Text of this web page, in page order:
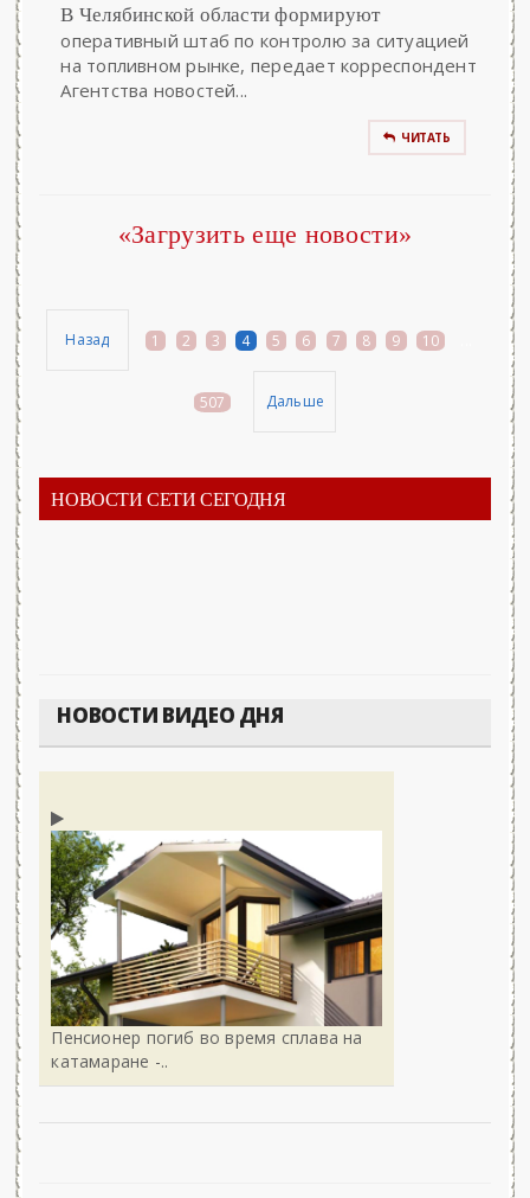
В Челябинской области формируют
оперативный штаб по контролю за ситуацией
на топливном рынке, передает корреспондент
Агентства новостей...
ЧИТАТЬ
«Загрузить еще новости»
Назад 1 2 3 4 5 6 7 8 9 10
507 Дальше
НОВОСТИ СЕТИ СЕГОДНЯ
НОВОСТИ ВИДЕО ДНЯ
Пенсионер погиб во время сплава на
катамаране -..